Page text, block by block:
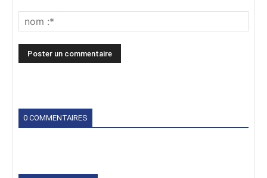
0 COMMENTAIRES